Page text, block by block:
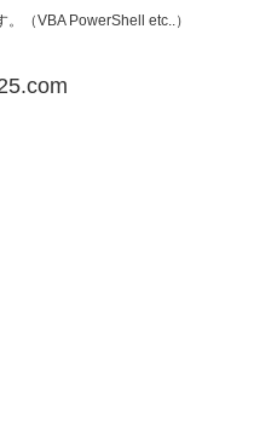
（VBA PowerShell etc..）